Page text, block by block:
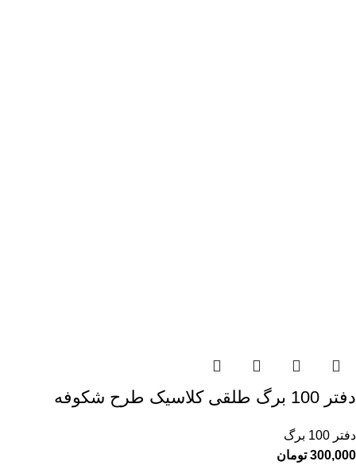
دفتر 100 برگ طلقی کلاسیک طرح شکوفه
دفتر 100 برگ
300,000 تومان